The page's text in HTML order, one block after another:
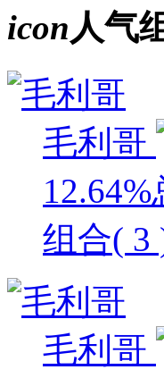
icon人气
毛利哥
12.64%
组合( 3
毛利哥